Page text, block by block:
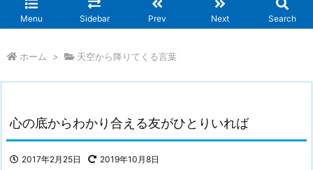
Menu Sidebar Prev Next Search
ホーム > 天空から降りてくる言葉
心の底からわかり合える友がひとりいれば
2017年2月25日 2019年10月8日